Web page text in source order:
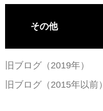
その他
旧ブログ（2019年）
旧ブログ（2015年以前）